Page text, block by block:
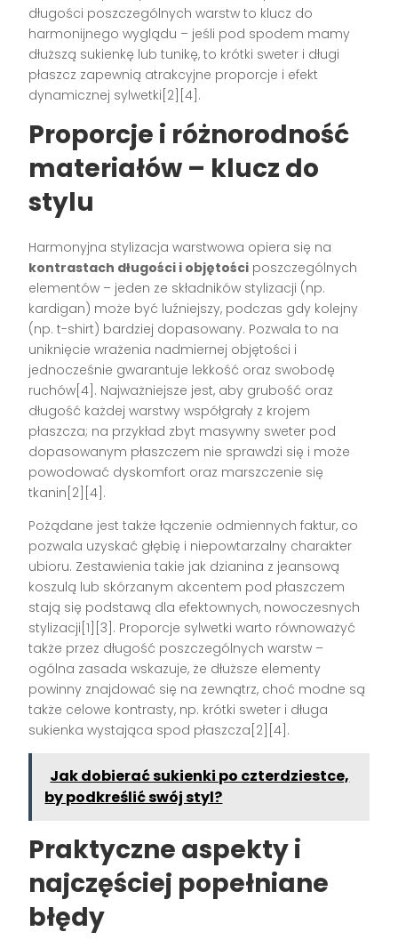
długości poszczególnych warstw to klucz do
harmonijnego wyglądu – jeśli pod spodem mamy
dłuższą sukienkę lub tunikę, to krótki sweter i długi
płaszcz zapewnią atrakcyjne proporcje i efekt
dynamicznej sylwetki[2][4].
Proporcje i różnorodność
materiałów – klucz do
stylu
Harmonyjna stylizacja warstwowa opiera się na
kontrastach długości i objętości poszczególnych
elementów – jeden ze składników stylizacji (np.
kardigan) może być luźniejszy, podczas gdy kolejny
(np. t-shirt) bardziej dopasowany. Pozwala to na
uniknięcie wrażenia nadmiernej objętości i
jednocześnie gwarantuje lekkość oraz swobodę
ruchów[4]. Najważniejsze jest, aby grubość oraz
długość każdej warstwy współgrały z krojem
płaszcza; na przykład zbyt masywny sweter pod
dopasowanym płaszczem nie sprawdzi się i może
powodować dyskomfort oraz marszczenie się
tkanin[2][4].
Pożądane jest także łączenie odmiennych faktur, co
pozwala uzyskać głębię i niepowtarzalny charakter
ubioru. Zestawienia takie jak dzianina z jeansową
koszulą lub skórzanym akcentem pod płaszczem
stają się podstawą dla efektownych, nowoczesnych
stylizacji[1][3]. Proporcje sylwetki warto równoważyć
także przez długość poszczególnych warstw –
ogólna zasada wskazuje, że dłuższe elementy
powinny znajdować się na zewnątrz, choć modne są
także celowe kontrasty, np. krótki sweter i długa
sukienka wystająca spod płaszcza[2][4].
Jak dobierać sukienki po czterdziestce,
by podkreślić swój styl?
Praktyczne aspekty i
najczęściej popełniane
błędy